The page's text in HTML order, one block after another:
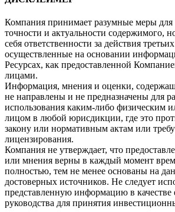
Компания принимает разумные меры для
точности и актуальности содержимого,
себя ответственности за действия
осуществленные на основании
Ресурсах, как предоставленной
лицами.
Информация, мнения и оценки,
не направлены и не предназначены для
использования каким-либо физическим
лицом в любой юрисдикции, где это
закону или нормативным актам или
лицензирования.
Компания не утверждает, что
или мнения верны в каждый момент
полностью, тем не менее основаны на
достоверных источников. Не следует
представленную информацию в качестве
руководства для принятия